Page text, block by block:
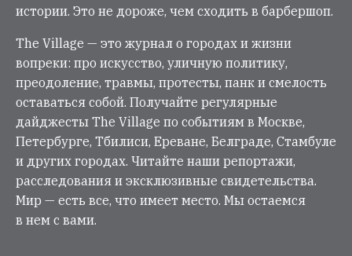
истории. Это не дороже, чем сходить в барбершоп.
The Village — это журнал о городах и жизни
вопреки: про искусство, уличную политику,
преодоление, травмы, протесты, панк и смелость
оставаться собой. Получайте регулярные
дайджесты The Village по событиям в Москве,
Петербурге, Тбилиси, Ереване, Белграде, Стамбуле
и других городах. Читайте наши репортажи,
расследования и эксклюзивные свидетельства.
Мир — есть все, что имеет место. Мы остаемся
в нем с вами.